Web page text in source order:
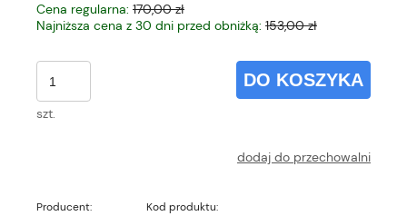
Cena regularna: 170,00 zł
Najniższa cena z 30 dni przed obniżką: 153,00 zł
szt.
DO KOSZYKA
dodaj do przechowalni
Producent: Kod produktu: